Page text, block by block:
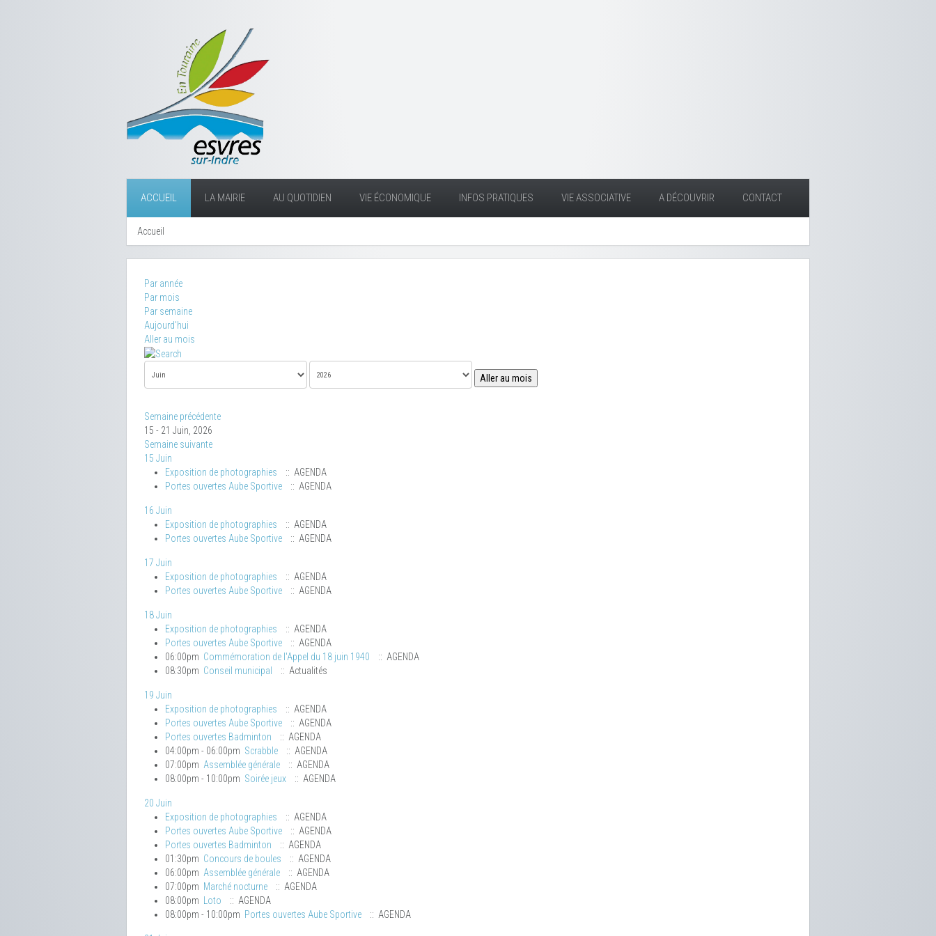
ACCUEIL LA MAIRIE AU QUOTIDIEN VIE ÉCONOMIQUE INFOS PRATIQUES VIE ASSOCIATIVE A DÉCOUVRIR CONTACT
Accueil
Par année
Par mois
Par semaine
Aujourd'hui
Aller au mois
Aller au mois
Semaine précédente
15 - 21 Juin, 2026
Semaine suivante
15 Juin
Exposition de photographies
:: AGENDA
Portes ouvertes Aube Sportive
:: AGENDA
16 Juin
Exposition de photographies
:: AGENDA
Portes ouvertes Aube Sportive
:: AGENDA
17 Juin
Exposition de photographies
:: AGENDA
Portes ouvertes Aube Sportive
:: AGENDA
18 Juin
Exposition de photographies
:: AGENDA
Portes ouvertes Aube Sportive
:: AGENDA
06:00pm Commémoration de l'Appel du 18 juin 1940
:: AGENDA
08:30pm Conseil municipal :: Actualités
19 Juin
Exposition de photographies
:: AGENDA
Portes ouvertes Aube Sportive
:: AGENDA
Portes ouvertes Badminton
:: AGENDA
04:00pm - 06:00pm Scrabble
:: AGENDA
07:00pm Assemblée générale
:: AGENDA
08:00pm - 10:00pm Soirée jeux :: AGENDA
20 Juin
Exposition de photographies
:: AGENDA
Portes ouvertes Aube Sportive
:: AGENDA
Portes ouvertes Badminton
:: AGENDA
01:30pm Concours de boules
:: AGENDA
06:00pm Assemblée générale
:: AGENDA
07:00pm Marché nocturne
:: AGENDA
08:00pm Loto
:: AGENDA
08:00pm - 10:00pm Portes ouvertes Aube Sportive :: AGENDA